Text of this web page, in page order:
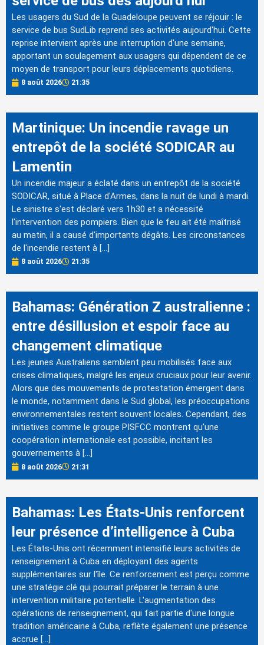
Les usagers du Sud de la Guadeloupe peuvent se réjouir : le
service de bus SudLib reprend ses activités aujourd'hui. Cette
reprise intervient après une interruption d'une semaine,
apportant un soulagement aux usagers qui dépendent de ce
moyen de transport pour leurs déplacements quotidiens.
8 août 2026 21:35
Martinique: Un incendie ravage un
entrepôt de la société SODICAR au
Lamentin
Un incendie majeur a éclaté dans un entrepôt de la société
SODICAR, situé à Place d'Armes, dans la nuit de lundi à mardi.
Le sinistre s'est déclaré vers 1h30 et a nécessité
l'intervention des pompiers. Bien que le feu ait été maîtrisé
au matin, il a causé d'importants dégâts. Les circonstances
de l'incendie restent à […]
8 août 2026 21:35
Bahamas: Génération Z australienne :
entre désillusion et espoir face au
changement climatique
Les jeunes Australiens semblent peu mobilisés face aux
crises climatiques, malgré les enjeux cruciaux pour leur avenir.
Alors que des mouvements de protestation émergent dans
le monde, notamment dans le Sud global, les préoccupations
environnementales restent souvent locales. Cependant, des
initiatives comme le groupe PISFCC montrent qu'une
coopération internationale est possible, incitant les
gouvernements à […]
8 août 2026 21:31
Bahamas: Les États-Unis renforcent
leur présence d’intelligence à Cuba
Les États-Unis ont récemment intensifié leurs activités de
renseignement à Cuba en déployant des agents
supplémentaires sur l'île. Ce renforcement est perçu comme
une stratégie clé qui pourrait préparer le terrain à une
intervention militaire potentielle. L'augmentation des
opérations de renseignement, qui fait partie d'une longue
tradition américaine à Cuba, reflète également une présence
accrue […]